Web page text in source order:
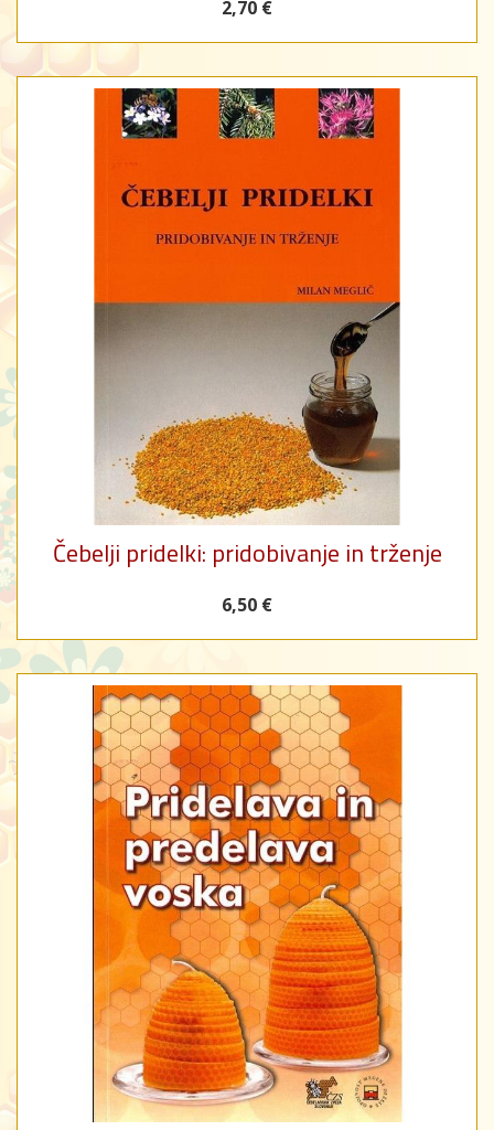
2,70 €
Čebelji pridelki: pridobivanje in trženje
6,50 €